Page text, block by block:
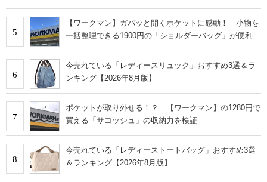
5
【ワークマン】ガバッと開くポケットに感動！ 小物を
一括整理できる1900円の「ショルダーバッグ」が便利
6
今売れている「レディースリュック」おすすめ3選＆ラ
ンキング【2026年8月版】
7
ポケットが取り外せる！？ 【ワークマン】の1280円で
買える「サコッシュ」の収納力を検証
8
今売れている「レディーストートバッグ」おすすめ3選
＆ランキング【2026年8月版】